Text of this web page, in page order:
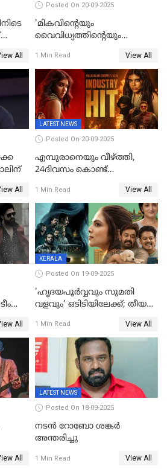
All
Posted On 20-09-2025
'മികവിന്റെയും
വൈവിധ്യത്തിന്റെയും
അഭിനന്ദിച്ച് പ്രധാനമന്ത്രി
1 Min Read View All
All
LATEST NEWS
Posted On 20-09-2025
എമ്പുരാനെയും വീഴ്ത്തി,
24ദിവസം കൊണ്ട്
ഇൻഡസ്ട്രി ഹിറ്റ്;
റെക്കോർഡുമായി ലോക
1 Min Read View All
All
KERALA
Posted On 19-09-2025
'ഹൃദയപൂര്‍വ്വവും സുമതി
വളവും' ഒടിടിയിലേക്ക്; തീയതി
1 Min Read View All
All
LATEST NEWS
Posted On 18-09-2025
നടൻ റോബോ ശങ്കർ
അന്തരിച്ചു
1 Min Read View All